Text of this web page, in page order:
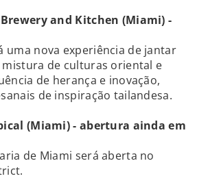
Brewery and Kitchen (Miami) -
uma nova experiência de jantar
de culturas oriental e
de herança e inovação,
de inspiração tailandesa.
(Miami) - abertura ainda em
de Miami será aberta no